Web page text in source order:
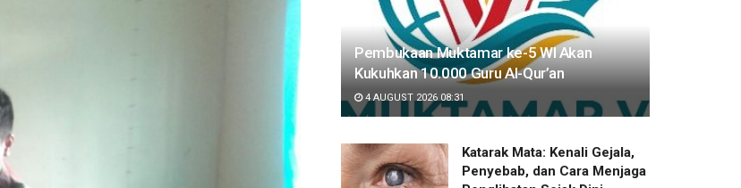
Pembukaan Muktamar ke-5 WI Akan
Kukuhkan 10.000 Guru Al-Qur’an
4 AUGUST 2026 08:31
Katarak Mata: Kenali Gejala,
Penyebab, dan Cara Menjaga